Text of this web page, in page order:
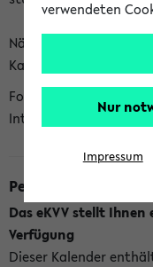
Näheres zu Vorteilen
Kalenderintegration
Folgende Kalender
Integration an:
Persönlicher Kalender
Das eKVV stellt
Verfügung
Dieser Kalender
verwendeten
Nur
Impressum